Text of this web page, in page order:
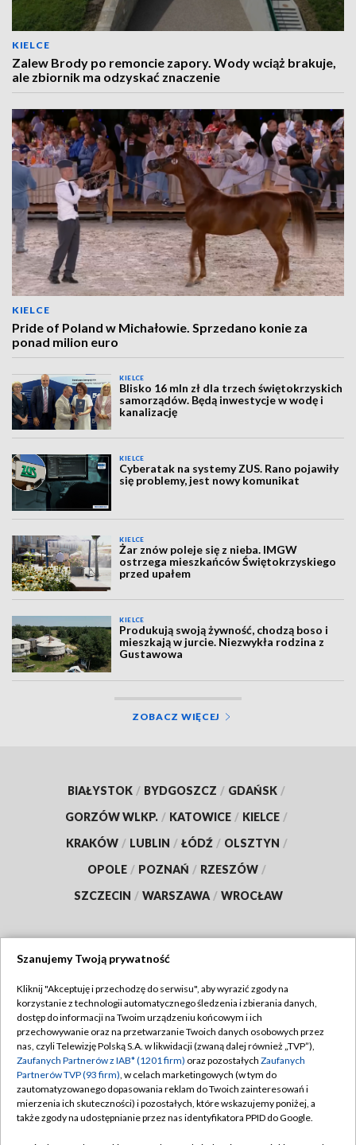
KIELCE
Zalew Brody po remoncie zapory. Wody wciąż brakuje,
ale zbiornik ma odzyskać znaczenie
KIELCE
Pride of Poland w Michałowie. Sprzedano konie za
ponad milion euro
KIELCE
Blisko 16 mln zł dla trzech świętokrzyskich
samorządów. Będą inwestycje w wodę i
kanalizację
KIELCE
Cyberatak na systemy ZUS. Rano pojawiły
się problemy, jest nowy komunikat
KIELCE
Żar znów poleje się z nieba. IMGW
ostrzega mieszkańców Świętokrzyskiego
przed upałem
KIELCE
Produkują swoją żywność, chodzą boso i
mieszkają w jurcie. Niezwykła rodzina z
Gustawowa
ZOBACZ WIĘCEJ
BIAŁYSTOK / BYDGOSZCZ / GDAŃSK /
GORZÓW WLKP. / KATOWICE / KIELCE /
KRAKÓW / LUBLIN / ŁÓDŹ / OLSZTYN /
OPOLE / POZNAŃ / RZESZÓW /
SZCZECIN / WARSZAWA / WROCŁAW
TVP
Abonament TVP
Emisja w TVP
Centrum informacji TVP
Naziemna Telewizja Cyfrowa
Regulamin TVP
Polityka prywatności
Moje zgody
Pomoc
Szanujemy Twoją prywatność
Kliknij "Akceptuję i przechodzę do serwisu", aby wyrazić zgody na
korzystanie z technologii automatycznego śledzenia i zbierania danych,
dostęp do informacji na Twoim urządzeniu końcowym i ich
przechowywanie oraz na przetwarzanie Twoich danych osobowych przez
nas, czyli Telewizję Polską S.A. w likwidacji (zwaną dalej również „TVP”),
Zaufanych Partnerów z IAB* (1201 firm) oraz pozostałych Zaufanych
Partnerów TVP (93 firm), w celach marketingowych (w tym do
zautomatyzowanego dopasowania reklam do Twoich zainteresowań i
mierzenia ich skuteczności) i pozostałych, które wskazujemy poniżej, a
także zgody na udostępnianie przez nas identyfikatora PPID do Google.